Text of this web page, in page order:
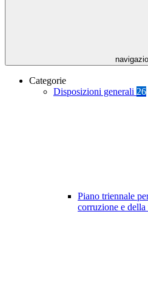
Categorie
Disposizioni generali 26
Piano triennale
corruzione e della